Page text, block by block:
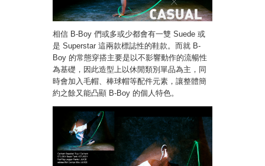
相信 B-Boy 們或多或少都會有一雙 Suede 或
是 Superstar 這兩款標誌性的鞋款。而就 B-
Boy 的常態穿搭主要是以不影響動作的流暢性
為基礎，因此造型上以休閒類別單品為主，同
時會加入毛帽、棒球帽等配件元素，讓整體簡
約之餘又能凸顯 B-Boy 的個人特色。